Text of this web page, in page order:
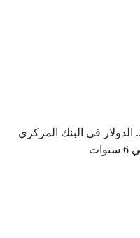
الدولار في البنك المركزي